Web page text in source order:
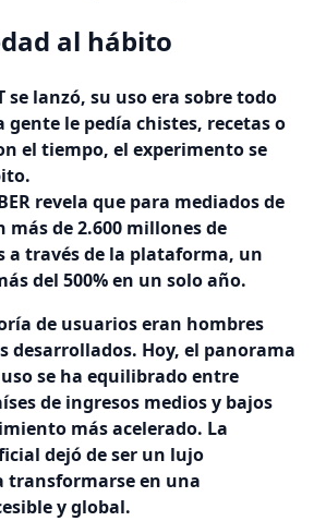
al hábito
se lanzó, su uso era sobre todo
le pedía chistes, recetas o
el tiempo, el experimento se
revela que para mediados de
más de 2.600 millones de
a través de la plataforma, un
del 500% en un solo año.
de usuarios eran hombres
desarrollados. Hoy, el panorama
se ha equilibrado entre
de ingresos medios y bajos
más acelerado. La
dejó de ser un lujo
transformarse en una
y global.